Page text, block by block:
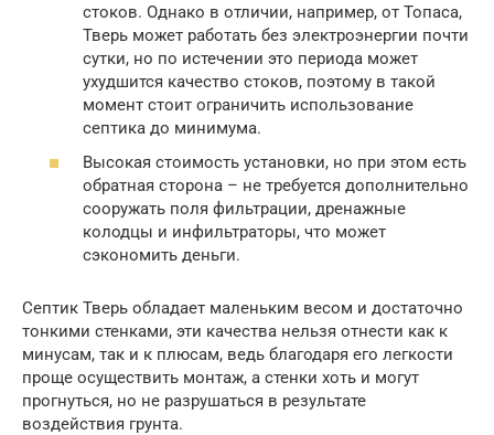
стоков. Однако в отличии, например, от Топаса,
Тверь может работать без электроэнергии почти
сутки, но по истечении это периода может
ухудшится качество стоков, поэтому в такой
момент стоит ограничить использование
септика до минимума.
Высокая стоимость установки, но при этом есть
обратная сторона – не требуется дополнительно
сооружать поля фильтрации, дренажные
колодцы и инфильтраторы, что может
сэкономить деньги.
Септик Тверь обладает маленьким весом и достаточно
тонкими стенками, эти качества нельзя отнести как к
минусам, так и к плюсам, ведь благодаря его легкости
проще осуществить монтаж, а стенки хоть и могут
прогнуться, но не разрушаться в результате
воздействия грунта.